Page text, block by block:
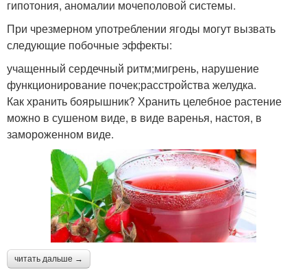
гипотония, аномалии мочеполовой системы.
При чрезмерном употреблении ягоды могут вызвать
следующие побочные эффекты:
учащенный сердечный ритм;мигрень, нарушение
функционирование почек;расстройства желудка.
Как хранить боярышник? Хранить целебное растение
можно в сушеном виде, в виде варенья, настоя, в
замороженном виде.
читать дальше →